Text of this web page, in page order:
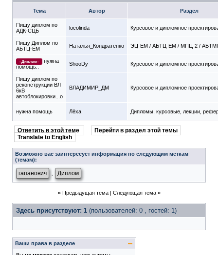
Тема Автор Раздел
Пишу диплом по
АДК-СЦБ
locolinda Курсовое и дипломное
Пишу Диплом по
АБТЦ-ЕМ
Наталья_Кондратенко ЭЦ-ЕМ / АБТЦ-ЕМ / МПЦ-2 /
=Диплом=
нужна
помощь..
ShooDy Курсовое и дипломное
Пишу диплом по
реконструкции ВЛ
6кВ
автоблокировки...о
ВЛАДИМИР_ДМ Курсовое и дипломное
нужна помощь Лёха Дипломы, курсовые, лекции,
Ответить в этой теме
Перейти в раздел этой темы
Translate to English
Возможно вас заинтересует информация по следующим меткам
(темам):
гапанович Диплом
« Предыдущая тема| Следующая тема »
Здесь присутствуют: 1 (пользователей: 0 , гостей: 1)
Ваши права в разделе